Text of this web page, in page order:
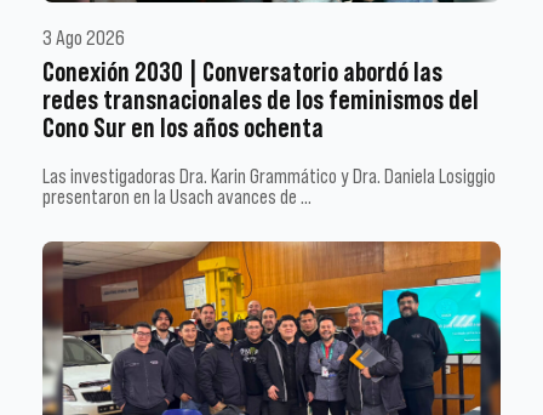
3 Ago 2026
Conexión 2030 | Conversatorio abordó las
redes transnacionales de los feminismos del
Cono Sur en los años ochenta
Las investigadoras Dra. Karin Grammático y Dra. Daniela Losiggio
presentaron en la Usach avances de …